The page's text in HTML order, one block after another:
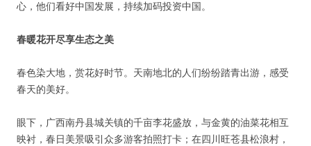
心，他们看好中国发展，持续加码投资中国。
春暖花开尽享生态之美
春色染大地，赏花好时节。天南地北的人们纷纷踏青出游，感受
春天的美好。
眼下，广西南丹县城关镇的千亩李花盛放，与金黄的油菜花相互
映衬，春日美景吸引众多游客拍照打卡；在四川旺苍县松浪村，